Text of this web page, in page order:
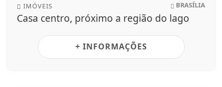
IMÓVEIS BRASÍLIA
Casa centro, próximo a região do lago
+ INFORMAÇÕES